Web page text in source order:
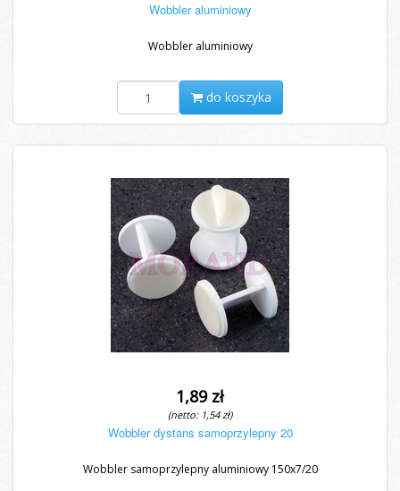
Wobbler aluminiowy
Wobbler aluminiowy
do koszyka
1,89 zł
(netto: 1,54 zł)
Wobbler dystans samoprzylepny 20
Wobbler samoprzylepny aluminiowy 150x7/20